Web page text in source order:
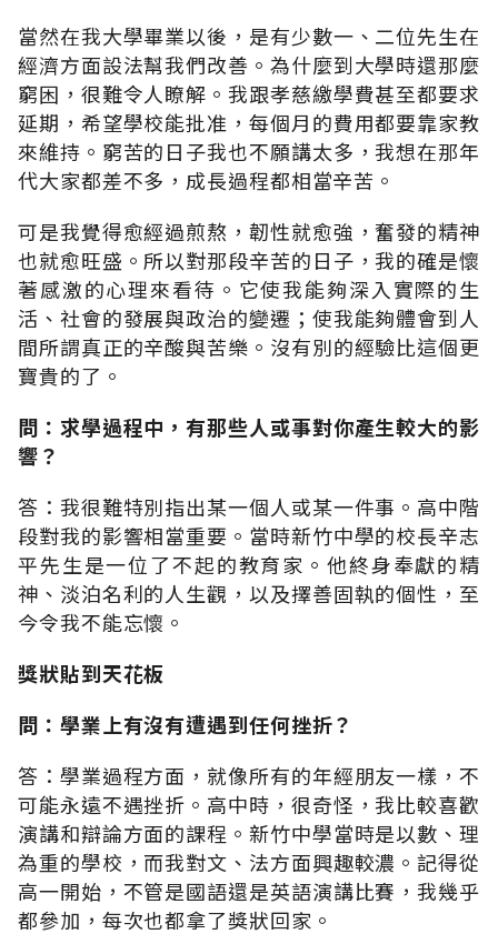
當然在我大學畢業以後，是有少數一、二位先生在
經濟方面設法幫我們改善。為什麼到大學時還那麼
窮困，很難令人瞭解。我跟孝慈繳學費甚至都要求
延期，希望學校能批准，每個月的費用都要靠家教
來維持。窮苦的日子我也不願講太多，我想在那年
代大家都差不多，成長過程都相當辛苦。
可是我覺得愈經過煎熬，韌性就愈強，奮發的精神
也就愈旺盛。所以對那段辛苦的日子，我的確是懷
著感激的心理來看待。它使我能夠深入實際的生
活、社會的發展與政治的變遷；使我能夠體會到人
間所謂真正的辛酸與苦樂。沒有別的經驗比這個更
寶貴的了。
問：求學過程中，有那些人或事對你產生較大的影
響？
答：我很難特別指出某一個人或某一件事。高中階
段對我的影響相當重要。當時新竹中學的校長辛志
平先生是一位了不起的教育家。他終身奉獻的精
神、淡泊名利的人生觀，以及擇善固執的個性，至
今令我不能忘懷。
獎狀貼到天花板
問：學業上有沒有遭遇到任何挫折？
答：學業過程方面，就像所有的年經朋友一樣，不
可能永遠不遇挫折。高中時，很奇怪，我比較喜歡
演講和辯論方面的課程。新竹中學當時是以數、理
為重的學校，而我對文、法方面興趣較濃。記得從
高一開始，不管是國語還是英語演講比賽，我幾乎
都參加，每次也都拿了獎狀回家。